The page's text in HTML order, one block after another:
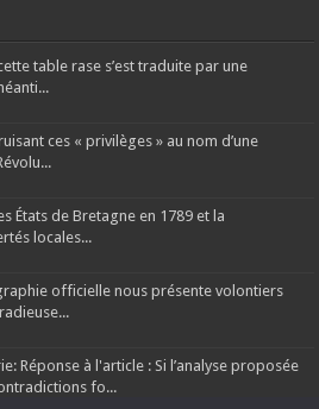
table rase s’est traduite par une
ces « privilèges » au nom d’une
États de Bretagne en 1789 et la
locales...
officielle nous présente volontiers
Réponse à l'article : Si l’analyse proposée
fo...